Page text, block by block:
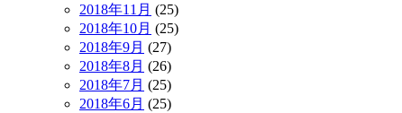
2018年11月 (25)
2018年10月 (25)
2018年9月 (27)
2018年8月 (26)
2018年7月 (25)
2018年6月 (25)